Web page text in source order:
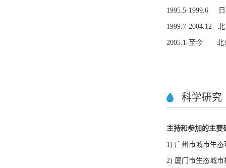
1995.5-1999.6 日
1999.7-2004.12
2005.1-至今 北京
科学研究
主持和参加的主要
1) 广州市城市生
2) 厦门市生态城市